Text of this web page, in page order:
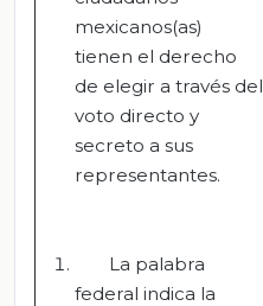
mexicanos(as)
tienen el derecho
de elegir a través del
voto directo y
secreto a sus
representantes.
La palabra
federal indica la